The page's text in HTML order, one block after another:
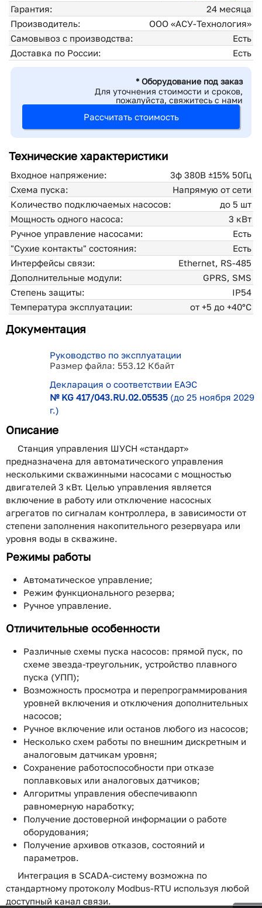
Гарантия:
24 месяца
Производитель:
ООО «АСУ-Технология»
Самовывоз с производства:
Есть
Доставка по России:
Есть
* Оборудование под заказ
Для уточнения стоимости и сроков,
пожалуйста, свяжитесь с нами
Рассчитать стоимость
Технические характеристики
Входное напряжение:
3ф 380В ±15% 50Гц
Схема пуска:
Напрямую от сети
Количество подключаемых насосов:
до 5 шт
Мощность одного насоса:
3 кВт
Ручное управление насосами:
Есть
"Сухие контакты" состояния:
Есть
Интерфейсы связи:
Ethernet, RS-485
Дополнительные модули:
GPRS, SMS
Степень защиты:
IP54
Температура эксплуатации:
от +5 до +40°С
Документация
Руководство по эксплуатации
Размер файла: 553.12 Кбайт
Декларация о соответствии ЕАЭС
№ KG 417/043.RU.02.05535 (до 25 ноября 2029
г.)
Описание
Станция управления ШУСН «стандарт»
предназначена для автоматического управления
несколькими скважинными насосами с мощностью
двигателей 3 кВт. Целью управления является
включение в работу или отключение насосных
агрегатов по сигналам контроллера, в зависимости от
степени заполнения накопительного резервуара или
уровня воды в скважине.
Режимы работы
Автоматическое управление;
Режим функционального резерва;
Ручное управление.
Отличительные особенности
Различные схемы пуска насосов: прямой пуск, по
схеме звезда-треугольник, устройство плавного
пуска (УПП);
Возможность просмотра и перепрограммирования
уровней включения и отключения дополнительных
насосов;
Ручное включение или останов любого из насосов;
Несколько схем работы по внешним дискретным и
аналоговым датчикам уровня;
Сохранение работоспособности при отказе
поплавковых или аналоговых датчиков;
Алгоритмы управления обеспечиваюnn
равномерную наработку;
Получение достоверной информации о работе
оборудования;
Получение архивов отказов, состояний и
параметров.
Интеграция в SCADA-систему возможна по
стандартному протоколу Modbus-RTU используя любой
доступный канал связи.